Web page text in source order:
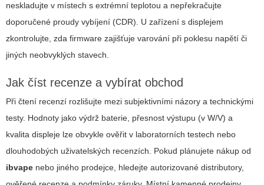
neskladujte v místech s extrémní teplotou a nepřekračujte
doporučené proudy vybíjení (CDR). U zařízení s displejem
zkontrolujte, zda firmware zajišťuje varování při poklesu napětí či
jiných neobvyklých stavech.
Jak číst recenze a vybírat obchod
Při čtení recenzí rozlišujte mezi subjektivními názory a technickými
testy. Hodnoty jako výdrž baterie, přesnost výstupu (v W/V) a
kvalita displeje lze obvykle ověřit v laboratorních testech nebo
dlouhodobých uživatelských recenzích. Pokud plánujete nákup od
ibvape nebo jiného prodejce, hledejte autorizované distributory,